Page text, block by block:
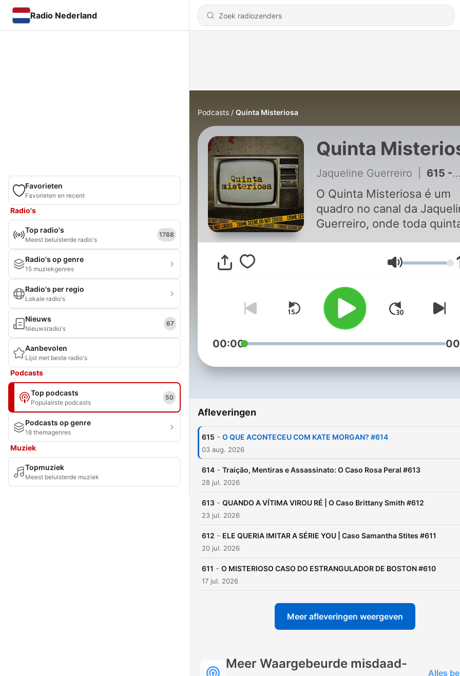
Radio Nederland
Favorieten
Favorieten en recent
Radio's
Top radio's
Meest beluisterde radio's
1788
Radio's op genre
15 muziekgenres
Radio's per regio
Lokale radio's
Nieuws
Nieuwsradio's
67
Aanbevolen
Lijst met beste radio's
Podcasts
Top podcasts
Populairste podcasts
50
Podcasts op genre
18 themagenres
Muziek
Topmuziek
Meest beluisterde muziek
Podcasts Quinta Misteriosa
Quinta
Jaqueline Guerreiro 615 - O QUE ACONTECEU COM KATE MORGAN? #614
O Quinta Misteriosa é um
quadro no canal da
Guerreiro, onde toda
Então bora começar o
episódios, não
que você assista.
Volume
00:00
Afleveringen
615 - O QUE ACONTECEU COM KATE MORGAN? #614
03 aug. 2026
614 - Traição, Mentiras e Assassinato: O Caso Rosa Peral #613
28 jul. 2026
613 - QUANDO A VÍTIMA VIROU RÉ | O Caso Brittany Smith #612
23 jul. 2026
612 - ELE QUERIA IMITAR A SÉRIE YOU | Caso Samantha Stites #611
20 jul. 2026
611 - O MISTERIOSO CASO DO ESTRANGULADOR DE BOSTON #610
17 jul. 2026
Meer afleveringen weergeven
Meer Waargebeurde misdaad-
Alles